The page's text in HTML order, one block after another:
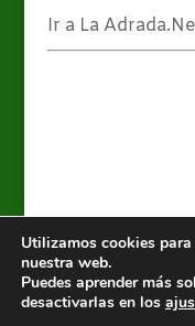
Ir a La
Valle del Tiétar
Utilizamos cookies
nuestra web.
Puedes aprender más
desactivarlas en los